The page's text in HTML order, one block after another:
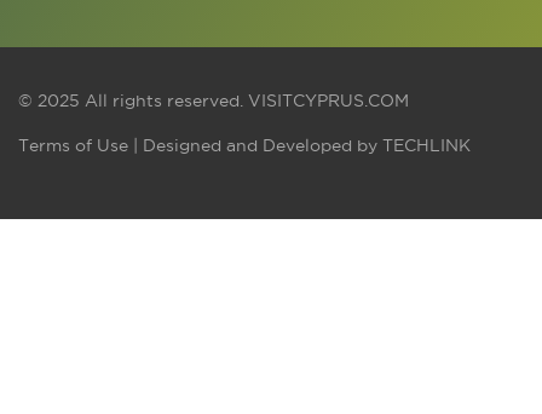
© 2025 All rights reserved. VISITCYPRUS.COM
Terms of Use | Designed and Developed by TECHLINK